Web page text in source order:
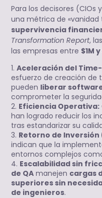
Para los decisores (CIOs
una métrica de «vanidad
supervivencia
Transformation Report,
las empresas entre $1M
Aceleración del
esfuerzo de creación de
pueden liberar
comprometer la
Eficiencia Operativa:
han logrado reducir los
tras estandarizar su
Retorno de Inversión
indican que la
entornos complejos
Escalabilidad sin
de QA manejen cargas
superiores sin
de ingenieros.